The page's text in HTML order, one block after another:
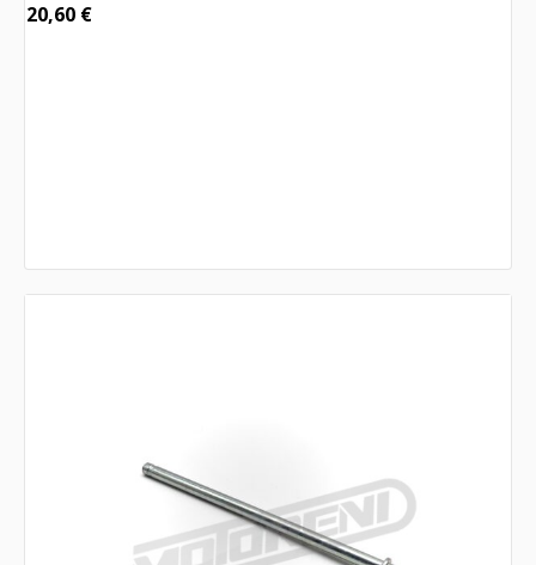
20,60 €